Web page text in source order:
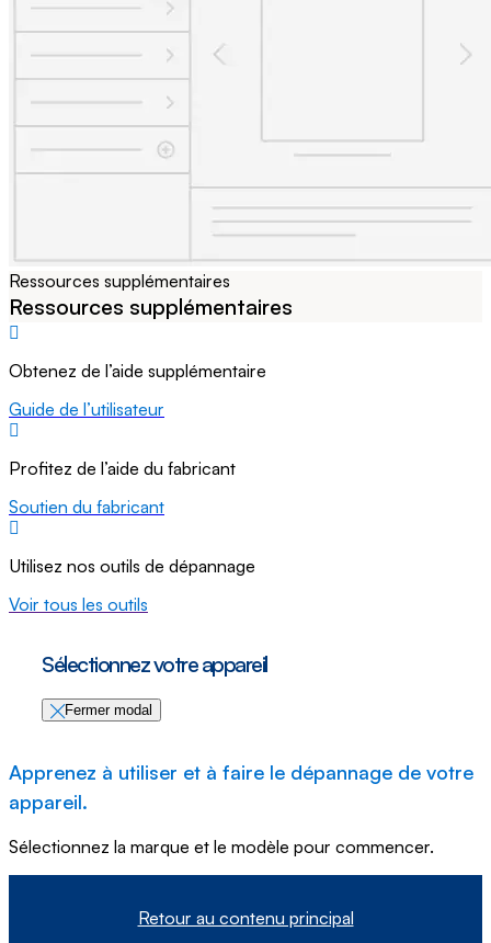
Ressources supplémentaires
Ressources supplémentaires
Obtenez de l’aide supplémentaire
Guide de l’utilisateur
Profitez de l’aide du fabricant
Soutien du fabricant
Utilisez nos outils de dépannage
Voir tous les outils
Sélectionnez votre appareil
Fermer modal
Apprenez à utiliser et à faire le dépannage de votre
appareil.
Sélectionnez la marque et le modèle pour commencer.
Retour au contenu principal